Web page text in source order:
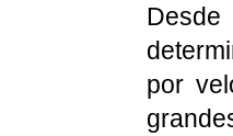
por